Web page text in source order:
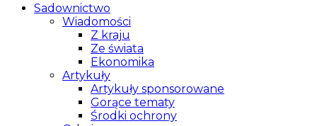
Sadownictwo
Wiadomości
Z kraju
Ze świata
Ekonomika
Artykuły
Artykuły sponsorowane
Gorące tematy
Środki ochrony